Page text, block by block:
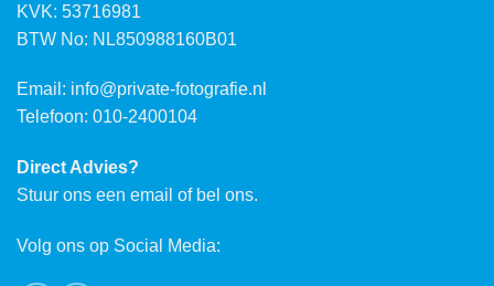
KVK: 53716981
BTW No: NL850988160B01
Email: info@private-fotografie.nl
Telefoon: 010-2400104
Direct Advies?
Stuur ons een email of bel ons.
Volg ons op Social Media: